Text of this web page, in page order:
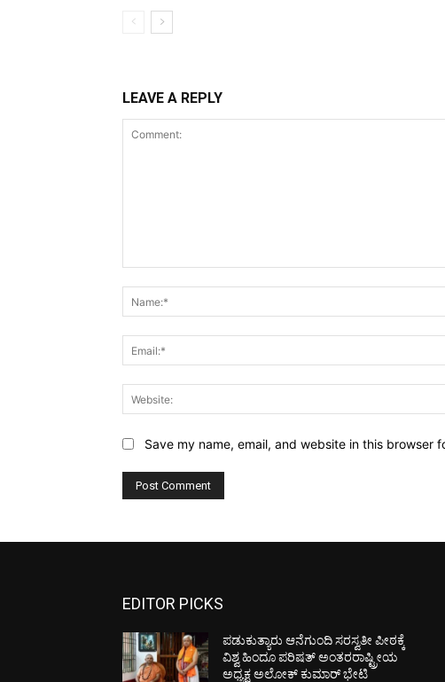
LEAVE A REPLY
Save my name, email, and website in this browser
EDITOR PICKS
ಪಡುಕುತ್ಯಾರು ಆನೆಗುಂದಿ ಸರಸ್ವತೀ ಪೀಠಕ್ಕೆ
ವಿಶ್ವ ಹಿಂದೂ ಪರಿಷತ್ ಅಂತರರಾಷ್ಟ್ರೀಯ
ಅಧ್ಯಕ್ಷ ಅಲೋಕ್ ಕುಮಾರ್ ಭೇಟಿ